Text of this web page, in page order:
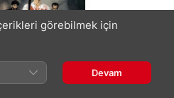
(Original
görebilmek için
Devam